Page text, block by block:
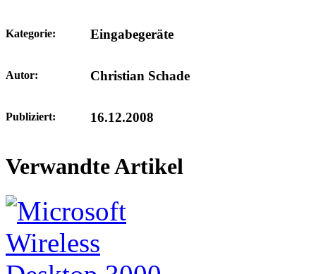
Kategorie: Eingabegeräte
Autor: Christian Schade
Publiziert: 16.12.2008
Verwandte Artikel